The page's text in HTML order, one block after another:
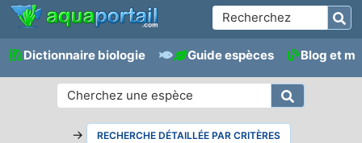
Dictionnaire biologie Guide espèces Blog et
→ RECHERCHE DÉTAILLÉE PAR CRITÈRES